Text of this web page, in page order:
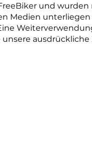
und
Medien